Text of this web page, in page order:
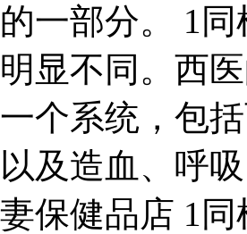
的一部分。 1同
明显不同。西
一个系统，包
以及造血、呼
妻保健品店 1同